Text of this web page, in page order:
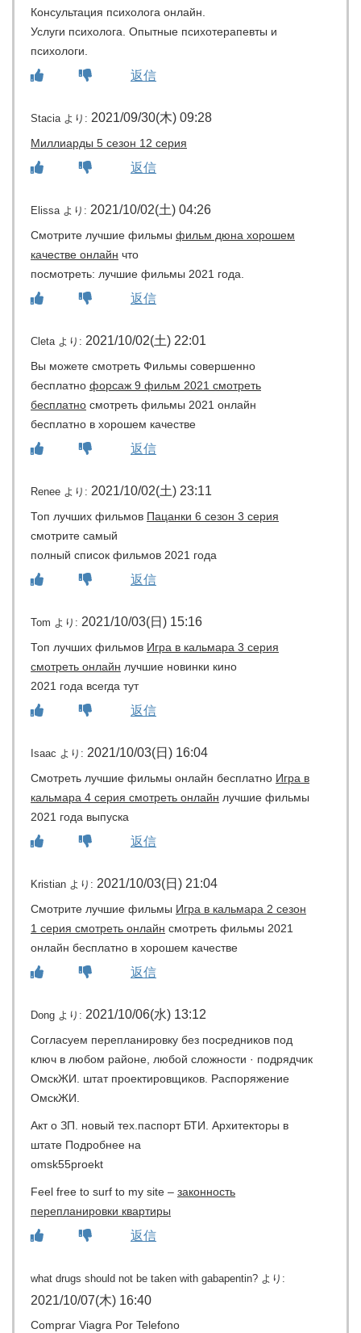
Консультация психолога онлайн.
Услуги психолога. Опытные психотерапевты и
психологи.
返信
Stacia より: 2021/09/30(木) 09:28
Миллиарды 5 сезон 12 серия
返信
Elissa より: 2021/10/02(土) 04:26
Смотрите лучшие фильмы фильм дюна хорошем
качестве онлайн что
посмотреть: лучшие фильмы 2021 года.
返信
Cleta より: 2021/10/02(土) 22:01
Вы можете смотреть Фильмы совершенно
бесплатно форсаж 9 фильм 2021 смотреть
бесплатно смотреть фильмы 2021 онлайн
бесплатно в хорошем качестве
返信
Renee より: 2021/10/02(土) 23:11
Топ лучших фильмов Пацанки 6 сезон 3 серия
смотрите самый
полный список фильмов 2021 года
返信
Tom より: 2021/10/03(日) 15:16
Топ лучших фильмов Игра в кальмара 3 серия
смотреть онлайн лучшие новинки кино
2021 года всегда тут
返信
Isaac より: 2021/10/03(日) 16:04
Смотреть лучшие фильмы онлайн бесплатно Игра в
кальмара 4 серия смотреть онлайн лучшие фильмы
2021 года выпуска
返信
Kristian より: 2021/10/03(日) 21:04
Смотрите лучшие фильмы Игра в кальмара 2 сезон
1 серия смотреть онлайн смотреть фильмы 2021
онлайн бесплатно в хорошем качестве
返信
Dong より: 2021/10/06(水) 13:12
Согласуем перепланировку без посредников под
ключ в любом районе, любой сложности · подрядчик
ОмскЖИ. штат проектировщиков. Распоряжение
ОмскЖИ.
Акт о ЗП. новый тех.паспорт БТИ. Архитекторы в
штате Подробнее на
omsk55proekt
Feel free to surf to my site – законность
перепланировки квартиры
返信
what drugs should not be taken with gabapentin? より:
2021/10/07(木) 16:40
Comprar Viagra Por Telefono